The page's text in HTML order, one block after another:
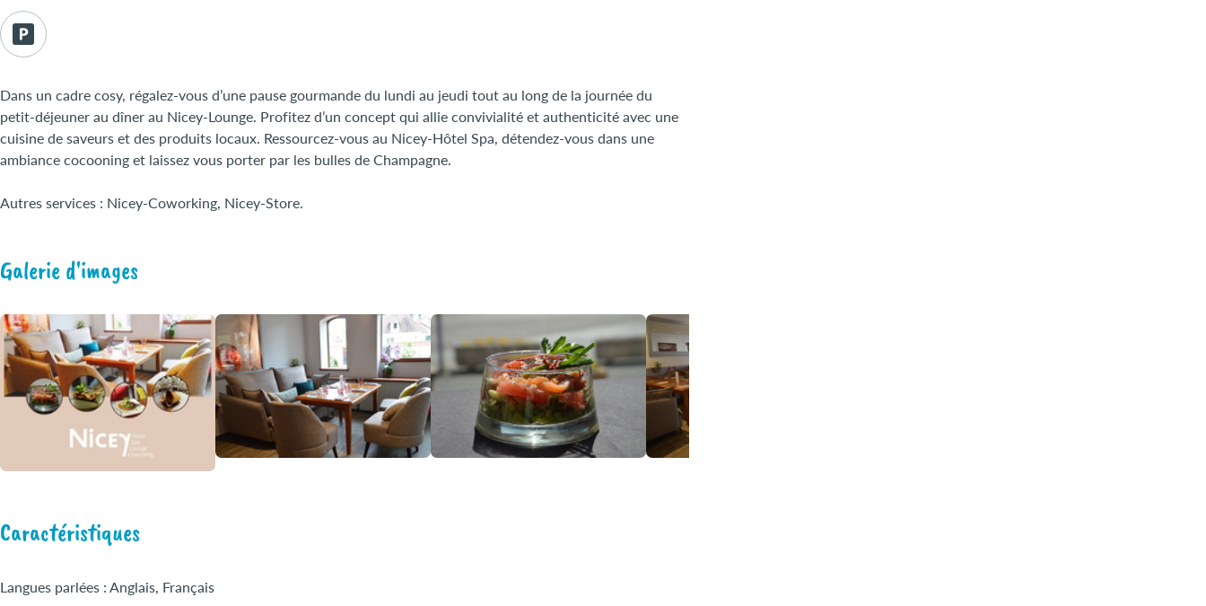
Dans un cadre cosy, régalez-vous d’une pause gourmande du lundi au jeudi tout au long de la journée du
petit-déjeuner au dîner au Nicey-Lounge. Profitez d’un concept qui allie convivialité et authenticité avec une
cuisine de saveurs et des produits locaux. Ressourcez-vous au Nicey-Hôtel Spa, détendez-vous dans une
ambiance cocooning et laissez vous porter par les bulles de Champagne.
Autres services : Nicey-Coworking, Nicey-Store.
Galerie d'images
Caractéristiques
Langues parlées : Anglais, Français